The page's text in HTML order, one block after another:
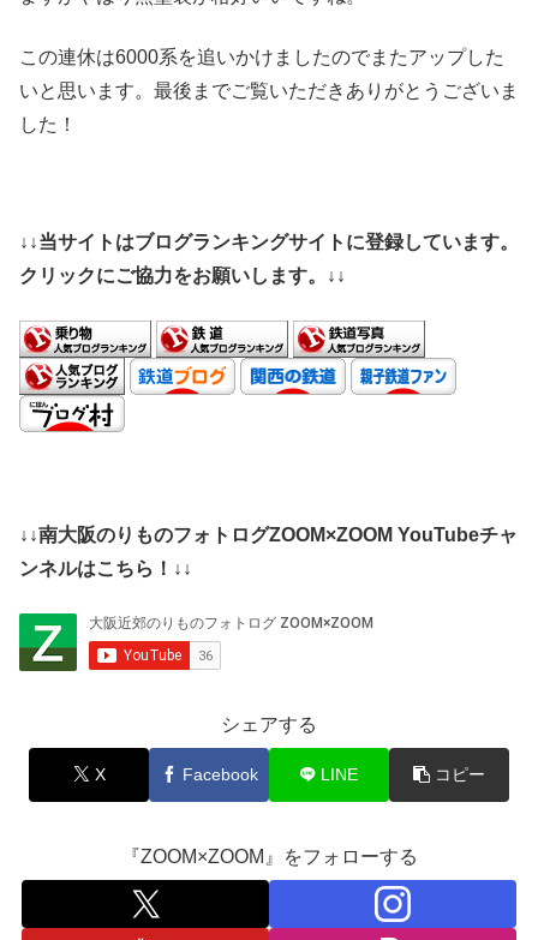
この連休は6000系を追いかけましたのでまたアップした
いと思います。最後までご覧いただきありがとうございま
した！
↓↓当サイトはブログランキングサイトに登録しています。
クリックにご協力をお願いします。↓↓
↓↓南大阪のりものフォトログZOOM×ZOOM YouTubeチャ
ンネルはこちら！↓↓
シェアする
X Facebook LINE コピー
『ZOOM×ZOOM』をフォローする